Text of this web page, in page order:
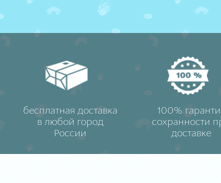
бесплатная доставка
в любой город
России
100%
сохранности
доставке